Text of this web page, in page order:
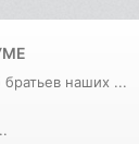
наших ...